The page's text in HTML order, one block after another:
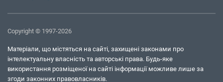
Copyright © 1997-2026
Матеріали, що містяться на сайті, захищені законами про
інтелектуальну власність та авторські права. Будь-яке
використання розміщеної на сайті інформації можливе лише за
згоди законних правовласників.